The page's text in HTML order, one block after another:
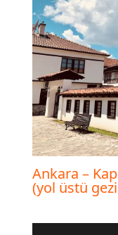
Ankara –
(yol üstü